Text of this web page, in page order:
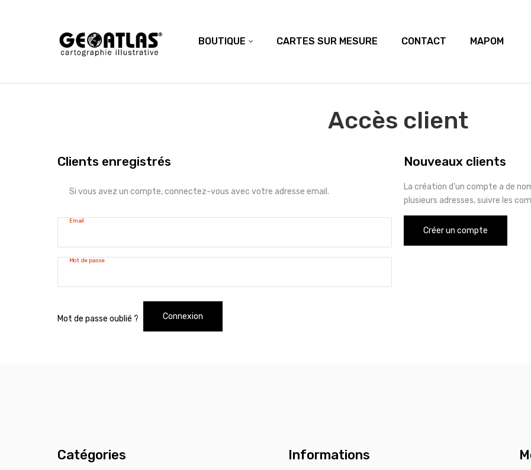
BOUTIQUE CARTES SUR MESURE CONTACT MAPOM
Accès client
Clients enregistrés
Si vous avez un compte, connectez-vous avec votre adresse email.
Email
Mot de passe
Connexion
Mot de passe oublié ?
Nouveaux clients
La création d’un compte a de
plusieurs adresses, suivre les
Créer un compte
Catégories Informations